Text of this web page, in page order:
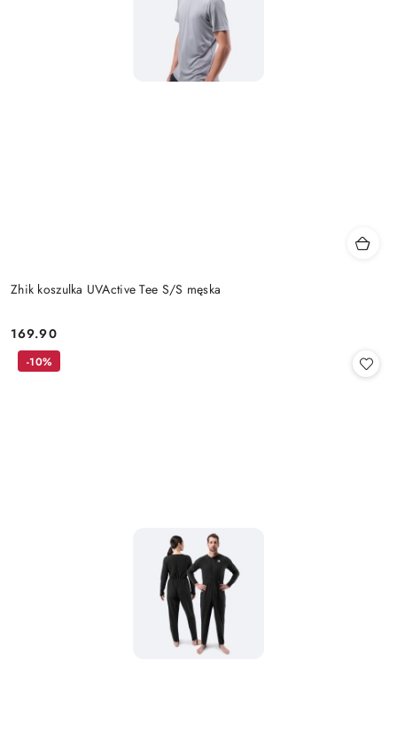
Zhik koszulka UVActive Tee S/S męska
Cena:
169.90
-10%